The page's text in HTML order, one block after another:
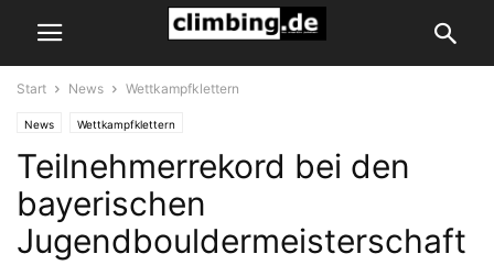
Start News Wettkampfklettern
News Wettkampfklettern
Teilnehmerrekord bei den
bayerischen
Jugendbouldermeisterschaft